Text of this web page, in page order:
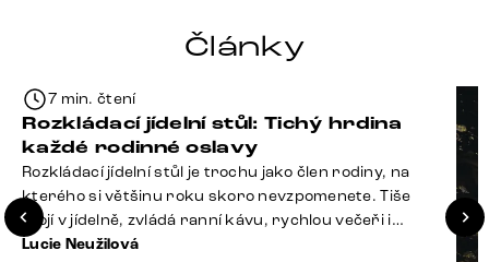
Články
7 min. čtení
Rozkládací jídelní stůl: Tichý hrdina
každé rodinné oslavy
Rozkládací jídelní stůl je trochu jako člen rodiny, na
kterého si většinu roku skoro nevzpomenete. Tiše
stojí v jídelně, zvládá ranní kávu, rychlou večeři i
hromadu dopisů, které je potřeba „někdy vyřídit“. Pak
Lucie Neužilová